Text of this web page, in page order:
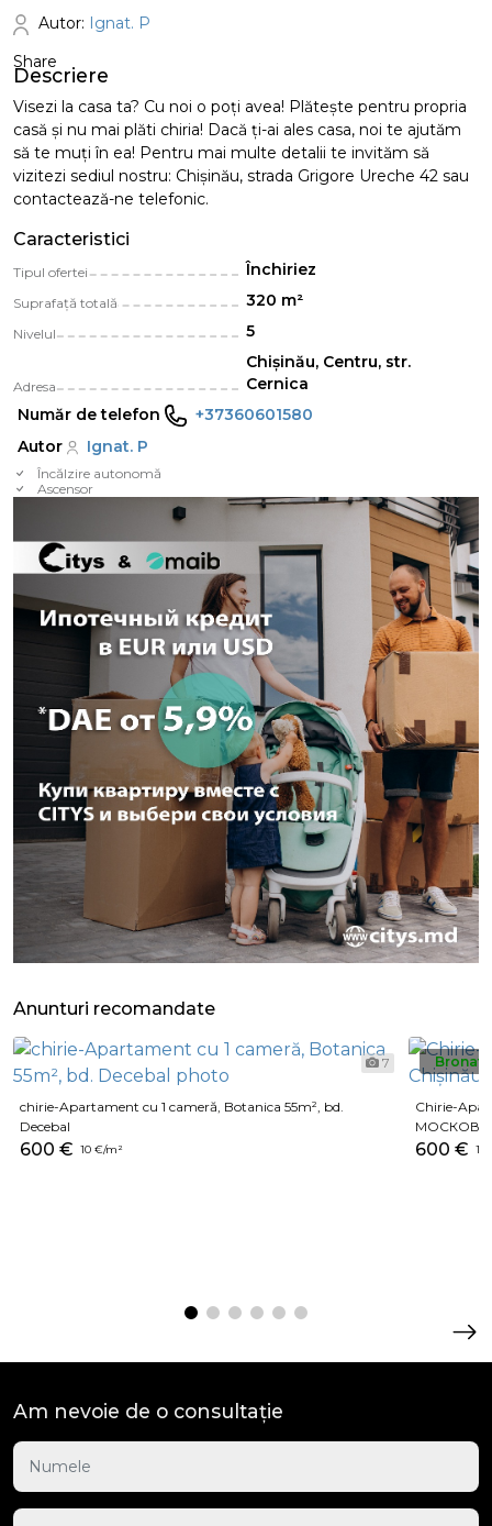
Descriere
Visezi la casa ta? Cu noi o poți avea! Plăteşte pentru propria
casă și nu mai plăti chiria! Dacă ți-ai ales casa, noi te ajutăm
să te muți în ea! Pentru mai multe detalii te invităm să
vizitezi sediul nostru: Chișinău, strada Grigore Ureche 42 sau
contactează-ne telefonic.
Caracteristici
Tipul ofertei Închiriez
Suprafață totală 320 m²
Nivelul 5
Adresa
Chișinău, Centru, str.
Cernica
Număr de telefon
+37360601580
Autor
Ignat. P
Încălzire autonomă
Ascensor
Autor: Ignat. P
Share
Anunturi recomandate
7
chirie-Apartament cu 1 cameră, Botanica 55m², bd.
Decebal
600 € 10 €/m²
Bronat
Chirie-
600 € 12
Am nevoie de o consultație